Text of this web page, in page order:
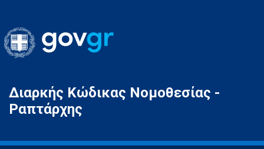
Gov.gr
Διαρκής Κώδικας Νομοθεσίας -
Ραπτάρχης